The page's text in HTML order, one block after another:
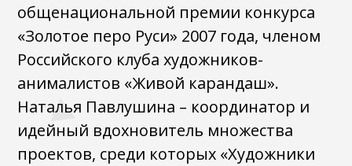
общенациональной премии конкурса
«Золотое перо Руси» 2007 года, членом
Российского клуба художников-
анималистов «Живой карандаш».
Наталья Павлушина – координатор и
идейный вдохновитель множества
проектов, среди которых «Художники